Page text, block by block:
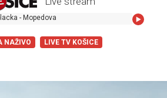
NAŽIVO LIVE TV KOŠICE